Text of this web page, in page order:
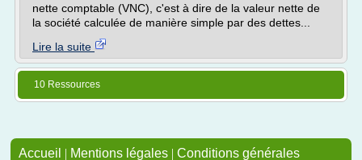
nette comptable (VNC), c'est à dire de la valeur nette de
la société calculée de manière simple par des dettes...
Lire la suite
10 Ressources
Accueil | Mentions légales | Conditions générales